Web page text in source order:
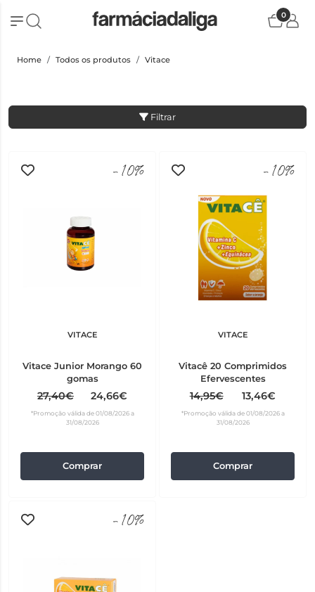
0
Home Todos os produtos Vitace
Filtrar
-10%
VITACE
Vitace Junior Morango 60
gomas
27,40€ 24,66€
*Promoção válida de 01/08/2026 a
31/08/2026
Comprar
-10%
VITACE
Vitacê 20 Comprimidos
Efervescentes
14,95€ 13,46€
*Promoção válida de 01/08/2026 a
31/08/2026
Comprar
-10%